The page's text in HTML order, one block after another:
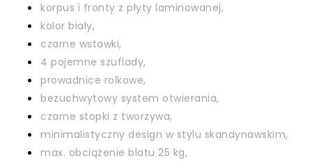
korpus i fronty z płyty laminowanej,
kolor biały,
czarne wstawki,
4 pojemne szuflady,
prowadnice rolkowe,
bezuchwytowy system otwierania,
czarne stopki z tworzywa,
minimalistyczny design w stylu skandynawskim,
max. obciążenie blatu 25 kg,